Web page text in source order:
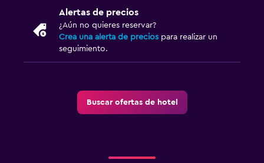
Estacionamiento y transporte
Estacionamiento
Traslado al aeropuerto (con cargos)
Estacionamiento privado
Carga de vehículos eléctricos
Alertas de precios
¿Aún no quieres reservar?
Crea una alerta de precios para realizar un
seguimiento.
Buscar ofertas de hotel